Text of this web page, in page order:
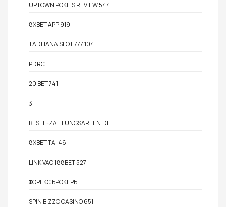
UPTOWN POKIES REVIEW 544
8XBET APP 919
TADHANA SLOT 777 104
PDRC
20 BET 741
3
BESTE-ZAHLUNGSARTEN.DE
8XBET TAI 46
LINK VAO 188BET 527
ФОРЕКС БРОКЕРЫ
SPIN BIZZO CASINO 651